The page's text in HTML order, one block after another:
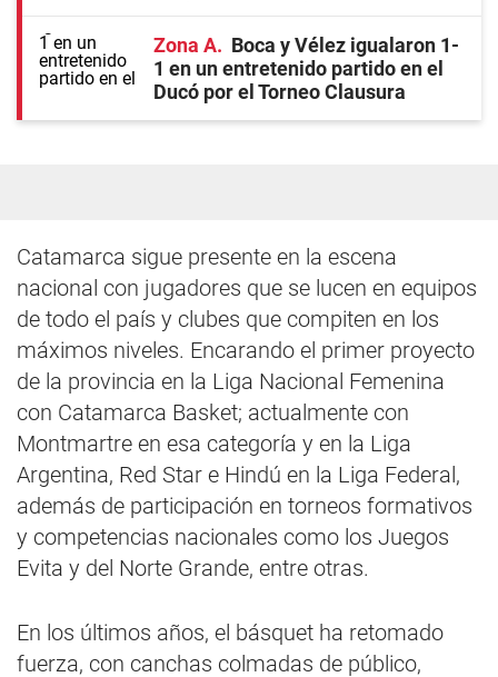
Zona A
Boca y Vélez igualaron 1-
1 en un entretenido partido en el
Ducó por el Torneo Clausura
Catamarca sigue presente en la escena
nacional con jugadores que se lucen en equipos
de todo el país y clubes que compiten en los
máximos niveles. Encarando el primer proyecto
de la provincia en la Liga Nacional Femenina
con Catamarca Basket; actualmente con
Montmartre en esa categoría y en la Liga
Argentina, Red Star e Hindú en la Liga Federal,
además de participación en torneos formativos
y competencias nacionales como los Juegos
Evita y del Norte Grande, entre otras.
En los últimos años, el básquet ha retomado
fuerza, con canchas colmadas de público,